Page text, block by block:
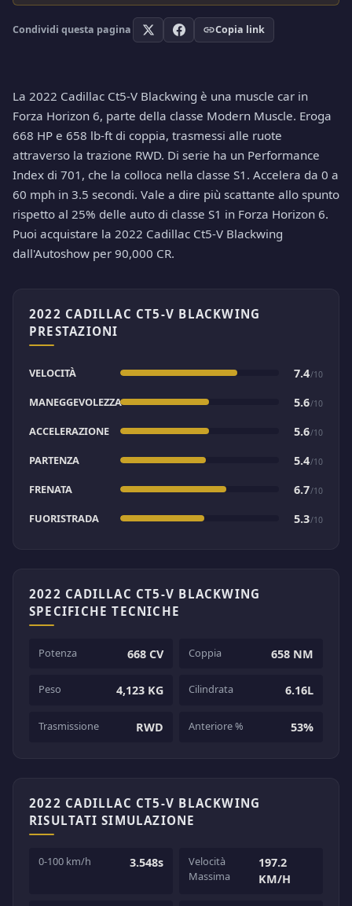
Condividi questa pagina Copia link
La 2022 Cadillac Ct5-V Blackwing è una muscle car in
Forza Horizon 6, parte della classe Modern Muscle. Eroga
668 HP e 658 lb-ft di coppia, trasmessi alle ruote
attraverso la trazione RWD. Di serie ha un Performance
Index di 701, che la colloca nella classe S1. Accelera da 0 a
60 mph in 3.5 secondi. Vale a dire più scattante allo spunto
rispetto al 25% delle auto di classe S1 in Forza Horizon 6.
Puoi acquistare la 2022 Cadillac Ct5-V Blackwing
dall'Autoshow per 90,000 CR.
2022 CADILLAC CT5-V BLACKWING
PRESTAZIONI
VELOCITÀ 7.4/10
MANEGGEVOLEZZA 5.6/10
ACCELERAZIONE 5.6/10
PARTENZA 5.4/10
FRENATA 6.7/10
FUORISTRADA 5.3/10
2022 CADILLAC CT5-V BLACKWING
SPECIFICHE TECNICHE
Potenza 668 CV Coppia 658 NM
Peso 4,123 KG Cilindrata 6.16L
Trasmissione RWD Anteriore % 53%
2022 CADILLAC CT5-V BLACKWING
RISULTATI SIMULAZIONE
0-100 km/h 3.548s
Velocità
Massima
197.2
KM/H